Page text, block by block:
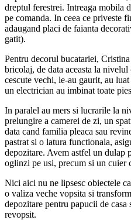
dreptul ferestrei. Intreaga mobila
pe comanda. In ceea ce priveste
adaugand placi de faianta
gatit).
Pentru decorul bucatariei,
bricolaj, de data aceasta la
cescute vechi, le-au gaurit, au
un electrician au imbinat toate
In paralel au mers si lucrarile la
prelungire a camerei de zi, un
data cand familia pleaca sau
pastrat si o latura functionala,
depozitare. Avem astfel un dulap
oglinzi pe usi, precum si un cuier
Nici aici nu ne lipsesc obiectele
o valiza veche vopsita si
depozitare pentru papucii de casa
revopsit.